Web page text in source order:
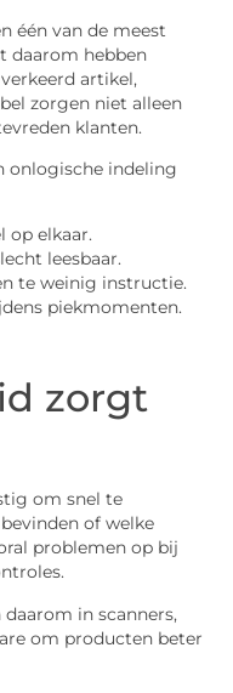
één van de meest
daarom hebben
artikel,
zorgen niet alleen
klanten.
onlogische indeling
op elkaar.
leesbaar.
te weinig instructie.
piekmomenten.
zorgt
om snel te
of welke
problemen op bij
in scanners,
om producten beter